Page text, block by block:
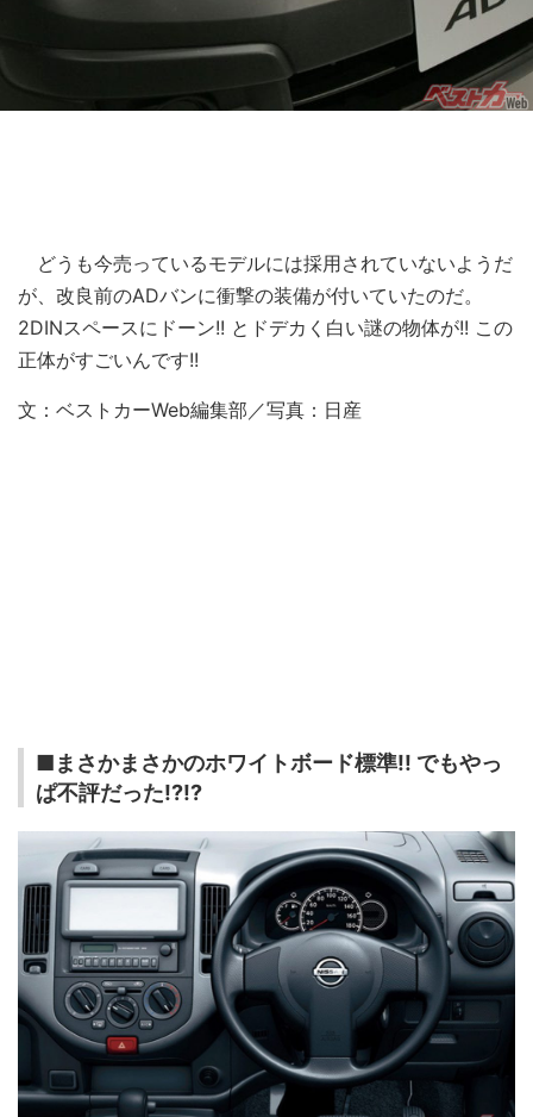
どうも今売っているモデルには採用されていないようだ
が、改良前のADバンに衝撃の装備が付いていたのだ。
2DINスペースにドーン!! とドデカく白い謎の物体が!! この
正体がすごいんです!!
文：ベストカーWeb編集部／写真：日産
■まさかまさかのホワイトボード標準!! でもやっ
ぱ不評だった!?!?